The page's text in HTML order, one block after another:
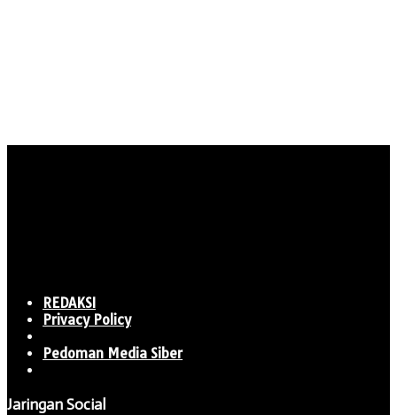
REDAKSI
Privacy Policy
Pedoman Media Siber
Jaringan Social